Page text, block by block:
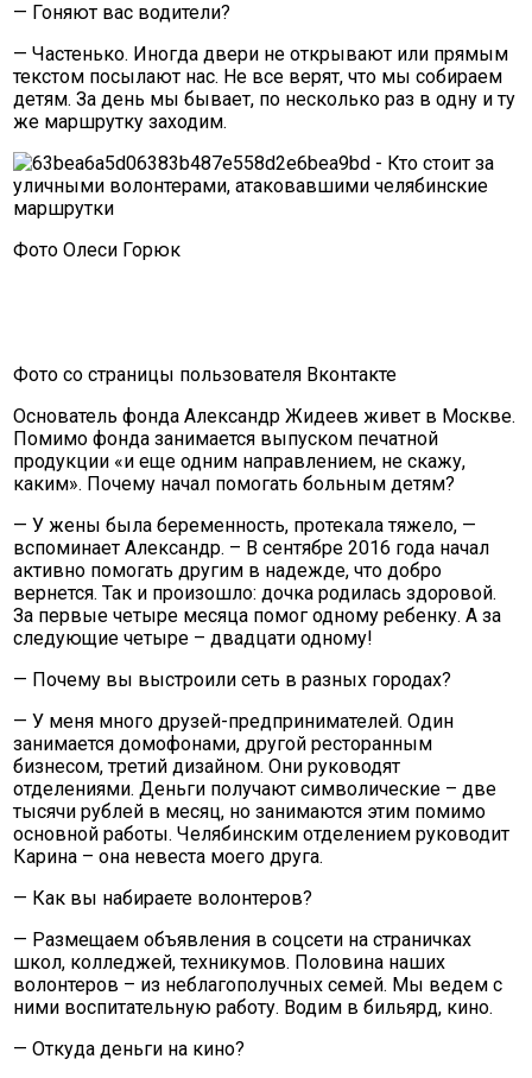
— Гоняют вас водители?
— Частенько. Иногда двери не открывают или прямым
текстом посылают нас. Не все верят, что мы собираем
детям. За день мы бывает, по несколько раз в одну и ту
же маршрутку заходим.
Фото Олеси Горюк
Фото со страницы пользователя Вконтакте
Основатель фонда Александр Жидеев живет в Москве.
Помимо фонда занимается выпуском печатной
продукции «и еще одним направлением, не скажу,
каким». Почему начал помогать больным детям?
— У жены была беременность, протекала тяжело, —
вспоминает Александр. – В сентябре 2016 года начал
активно помогать другим в надежде, что добро
вернется. Так и произошло: дочка родилась здоровой.
За первые четыре месяца помог одному ребенку. А за
следующие четыре – двадцати одному!
— Почему вы выстроили сеть в разных городах?
— У меня много друзей-предпринимателей. Один
занимается домофонами, другой ресторанным
бизнесом, третий дизайном. Они руководят
отделениями. Деньги получают символические – две
тысячи рублей в месяц, но занимаются этим помимо
основной работы. Челябинским отделением руководит
Карина – она невеста моего друга.
— Как вы набираете волонтеров?
— Размещаем объявления в соцсети на страничках
школ, колледжей, техникумов. Половина наших
волонтеров – из неблагополучных семей. Мы ведем с
ними воспитательную работу. Водим в бильярд, кино.
— Откуда деньги на кино?